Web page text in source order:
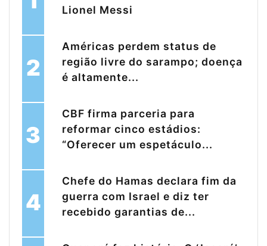
Lionel Messi
2
Américas perdem status de
região livre do sarampo; doença
é altamente...
3
CBF firma parceria para
reformar cinco estádios:
“Oferecer um espetáculo...
4
Chefe do Hamas declara fim da
guerra com Israel e diz ter
recebido garantias de...